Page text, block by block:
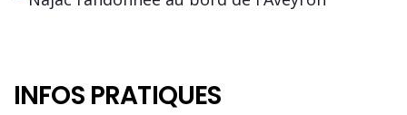
INFOS PRATIQUES